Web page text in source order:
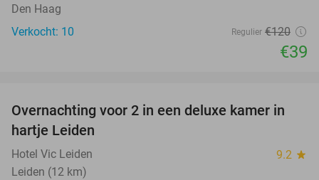
Den Haag
Verkocht: 10
Regulier €120
€39
Overnachting voor 2 in een deluxe kamer in
hartje Leiden
Hotel Vic Leiden 9.2 star
Leiden (12 km)